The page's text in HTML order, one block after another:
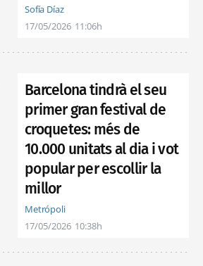
Sofía Díaz
17/05/2026 11:06h
Barcelona tindrà el seu
primer gran festival de
croquetes: més de
10.000 unitats al dia i vot
popular per escollir la
millor
Metrópoli
17/05/2026 10:38h